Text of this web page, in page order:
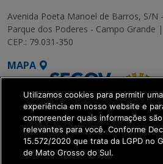
Avenida Poeta Manoel de Barros, S/N
Parque dos Poderes - Campo Grande
CEP.: 79.031-350
MAPA
SETDIG | Secretaria-
Executiva de
Utilizamos cookies para permitir
experiência em nosso website e
compreender quais informações
relevantes para você. Conforme
15.572/2020 que trata da LGPD no
de Mato Grosso do Sul.